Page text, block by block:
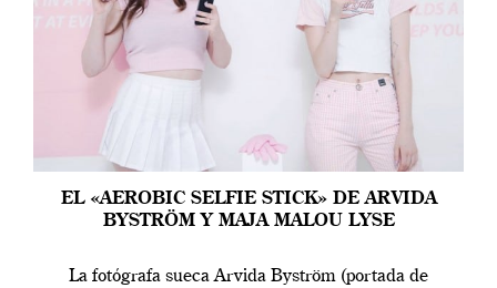
EL «AEROBIC SELFIE STICK» DE ARVIDA
BYSTRÖM Y MAJA MALOU LYSE
La fotógrafa sueca Arvida Byström (portada de